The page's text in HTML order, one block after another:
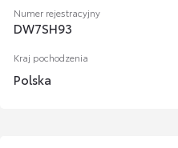
Numer rejestracyjny
DW7SH93
Kraj pochodzenia
Polska